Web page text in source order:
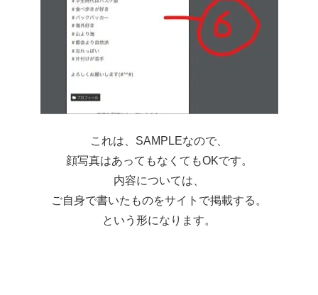
これは、SAMPLEなので、
顔写真はあってもなくてもOKです。
内容については、
ご自身で書いたものをサイトで掲載する。
という形になります。